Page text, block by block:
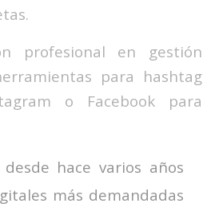
profesional en gestión
para hashtag
o Facebook para
hace varios años
más demandadas